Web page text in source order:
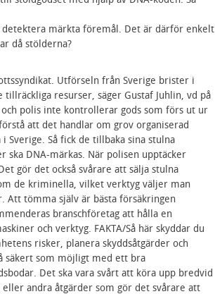
märkta föremål. Det är därför enkelt
då stölderna?
Utförseln från Sverige brister i
resurser, säger Gustaf Juhlin, vd på
polis inte kontrollerar gods som förs ut ur
att det handlar om grov organiserad
Sverige. Så fick de tillbaka sina stulna
ska DNA-märkas. När polisen upptäcker
gör det också svårare att sälja stulna
de kriminella, vilket verktyg väljer man
Att tömma själv är bästa försäkringen
branschföretag att hålla en
och verktyg. FAKTA/Så här skyddar du
risker, planera skyddsåtgärder och
säkert som möjligt med ett bra
Det ska vara svårt att köra upp bredvid
andra åtgärder som gör det svårare att